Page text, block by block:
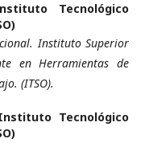
Tecnológico
Instituto Superior
en Herramientas de
(ITSO).
Tecnológico